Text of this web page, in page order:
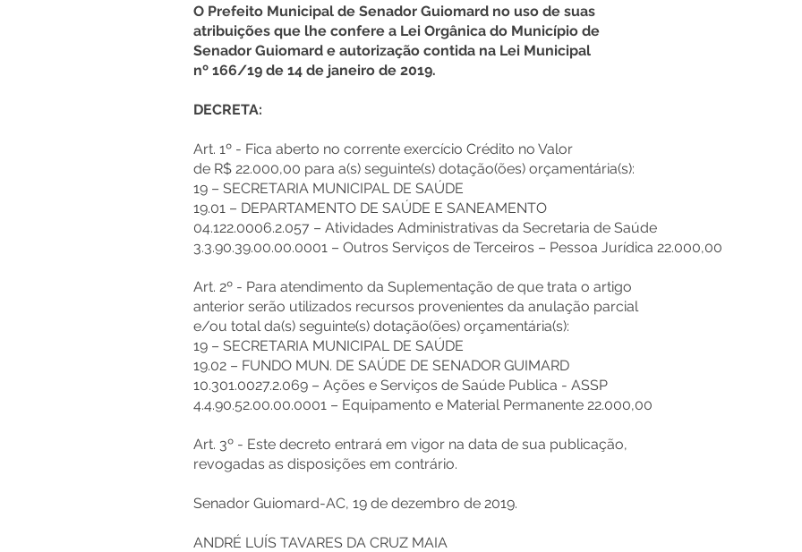
O Prefeito Municipal de Senador Guiomard no uso de suas
atribuições que lhe confere a Lei Orgânica do Município de
Senador Guiomard e autorização contida na Lei Municipal
nº 166/19 de 14 de janeiro de 2019.
DECRETA:
Art. 1º - Fica aberto no corrente exercício Crédito no Valor
de R$ 22.000,00 para a(s) seguinte(s) dotação(ões) orçamentária(s):
19 – SECRETARIA MUNICIPAL DE SAÚDE
19.01 – DEPARTAMENTO DE SAÚDE E SANEAMENTO
04.122.0006.2.057 – Atividades Administrativas da Secretaria de Saúde
3.3.90.39.00.00.0001 – Outros Serviços de Terceiros – Pessoa Jurídica 22.000,00
Art. 2º - Para atendimento da Suplementação de que trata o artigo
anterior serão utilizados recursos provenientes da anulação parcial
e/ou total da(s) seguinte(s) dotação(ões) orçamentária(s):
19 – SECRETARIA MUNICIPAL DE SAÚDE
19.02 – FUNDO MUN. DE SAÚDE DE SENADOR GUIMARD
10.301.0027.2.069 – Ações e Serviços de Saúde Publica - ASSP
4.4.90.52.00.00.0001 – Equipamento e Material Permanente 22.000,00
Art. 3º - Este decreto entrará em vigor na data de sua publicação,
revogadas as disposições em contrário.
Senador Guiomard-AC, 19 de dezembro de 2019.
ANDRÉ LUÍS TAVARES DA CRUZ MAIA